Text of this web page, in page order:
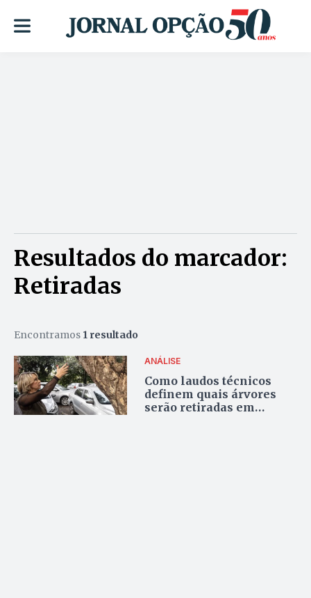
Resultados do marcador:
Retiradas
Encontramos 1 resultado
ANÁLISE
Como laudos técnicos
definem quais árvores
serão retiradas em